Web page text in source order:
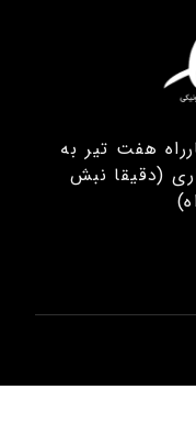
هفت تیر به
(دقیقا نبش